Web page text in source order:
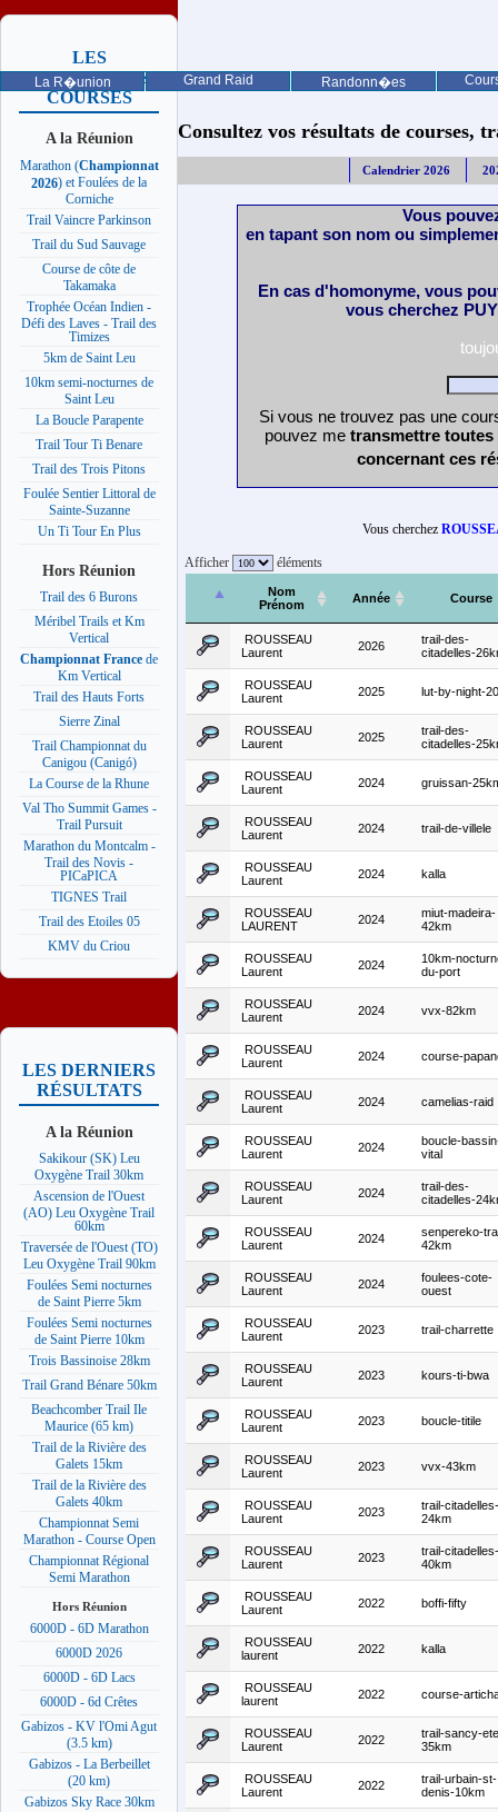
La R�union Grand Raid Randonn�es
LES
PROCHAINES
COURSES
A la Réunion
Marathon (Championnat
2026) et Foulées de la
Corniche
Trail Vaincre Parkinson
Trail du Sud Sauvage
Course de côte de
Takamaka
Trophée Océan Indien -
Défi des Laves - Trail des
Timizes
5km de Saint Leu
10km semi-nocturnes de
Saint Leu
La Boucle Parapente
Trail Tour Ti Benare
Trail des Trois Pitons
Foulée Sentier Littoral de
Sainte-Suzanne
Un Ti Tour En Plus
Hors Réunion
Trail des 6 Burons
Méribel Trails et Km
Vertical
Championnat France de
Km Vertical
Trail des Hauts Forts
Sierre Zinal
Trail Championnat du
Canigou (Canigó)
La Course de la Rhune
Val Tho Summit Games -
Trail Pursuit
Marathon du Montcalm -
Trail des Novis -
PICaPICA
TIGNES Trail
Trail des Etoiles 05
KMV du Criou
LES DERNIERS
RÉSULTATS
A la Réunion
Sakikour (SK) Leu
Oxygène Trail 30km
Ascension de l'Ouest
(AO) Leu Oxygène Trail
60km
Traversée de l'Ouest (TO)
Leu Oxygène Trail 90km
Foulées Semi nocturnes
de Saint Pierre 5km
Foulées Semi nocturnes
de Saint Pierre 10km
Trois Bassinoise 28km
Trail Grand Bénare 50km
Beachcomber Trail Ile
Maurice (65 km)
Trail de la Rivière des
Galets 15km
Trail de la Rivière des
Galets 40km
Championnat Semi
Marathon - Course Open
Championnat Régional
Semi Marathon
Hors Réunion
6000D - 6D Marathon
6000D 2026
6000D - 6D Lacs
6000D - 6d Crêtes
Gabizos - KV l'Omi Agut
(3.5 km)
Gabizos - La Berbeillet
(20 km)
Gabizos Sky Race 30km
Consultez vos résultats de courses,
Calendrier 2026
Vous
en tapant son nom ou
En cas d'homonyme, vous
vous cherchez
Si vous ne trouvez pas une
pouvez me transmettre
concernant ces
Vous cherchez
Afficher éléments
Nom
Prénom
Année Course
ROUSSEAU
Laurent
2026
trail-des-
citadelles-
ROUSSEAU
Laurent
2025 lut-by-night-
ROUSSEAU
Laurent
2025
trail-des-
citadelles-
ROUSSEAU
Laurent
2024 gruissan-
ROUSSEAU
Laurent
2024 trail-de-villele
ROUSSEAU
Laurent
2024 kalla
ROUSSEAU
LAURENT
2024
miut-madeira-
42km
ROUSSEAU
Laurent
2024
10km-
du-port
ROUSSEAU
Laurent
2024 vvx-82km
ROUSSEAU
Laurent
2024 course-
ROUSSEAU
Laurent
2024 camelias-raid
ROUSSEAU
Laurent
2024
boucle-
vital
ROUSSEAU
Laurent
2024
trail-des-
citadelles-
ROUSSEAU
Laurent
2024
senpereko-
42km
ROUSSEAU
Laurent
2024
foulees-cote-
ouest
ROUSSEAU
Laurent
2023 trail-charrette
ROUSSEAU
Laurent
2023 kours-ti-bwa
ROUSSEAU
Laurent
2023 boucle-titile
ROUSSEAU
Laurent
2023 vvx-43km
ROUSSEAU
Laurent
2023
trail-citadelles-
24km
ROUSSEAU
Laurent
2023
trail-citadelles-
40km
ROUSSEAU
Laurent
2022 boffi-fifty
ROUSSEAU
laurent
2022 kalla
ROUSSEAU
laurent
2022 course-
ROUSSEAU
Laurent
2022
trail-sancy-
35km
ROUSSEAU
Laurent
2022
trail-urbain-st-
denis-10km